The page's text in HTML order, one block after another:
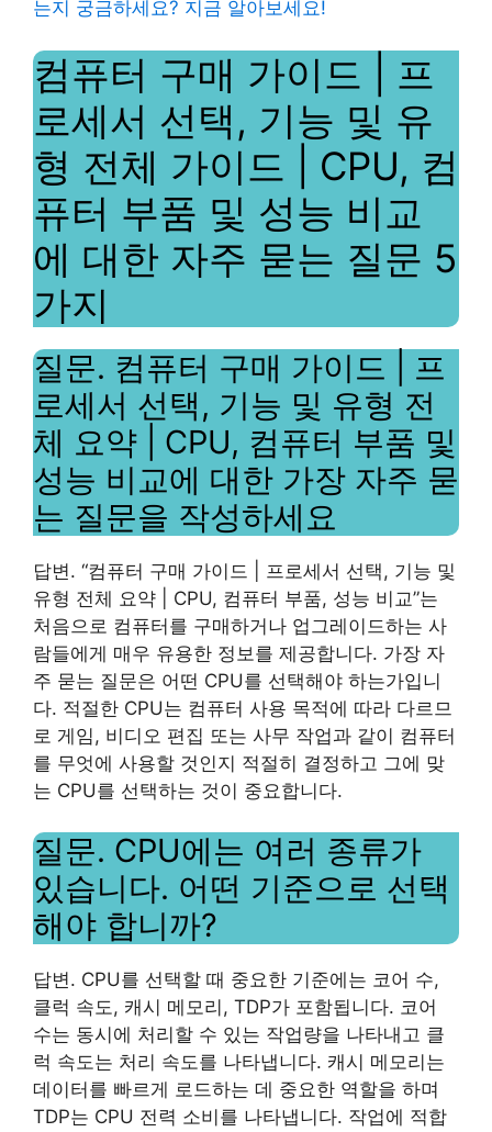
는지 궁금하세요? 지금 알아보세요!
컴퓨터 구매 가이드 | 프
로세서 선택, 기능 및 유
형 전체 가이드 | CPU, 컴
퓨터 부품 및 성능 비교
에 대한 자주 묻는 질문 5
가지
질문. 컴퓨터 구매 가이드 | 프
로세서 선택, 기능 및 유형 전
체 요약 | CPU, 컴퓨터 부품 및
성능 비교에 대한 가장 자주 묻
는 질문을 작성하세요
답변. “컴퓨터 구매 가이드 | 프로세서 선택, 기능 및
유형 전체 요약 | CPU, 컴퓨터 부품, 성능 비교”는
처음으로 컴퓨터를 구매하거나 업그레이드하는 사
람들에게 매우 유용한 정보를 제공합니다. 가장 자
주 묻는 질문은 어떤 CPU를 선택해야 하는가입니
다. 적절한 CPU는 컴퓨터 사용 목적에 따라 다르므
로 게임, 비디오 편집 또는 사무 작업과 같이 컴퓨터
를 무엇에 사용할 것인지 적절히 결정하고 그에 맞
는 CPU를 선택하는 것이 중요합니다.
질문. CPU에는 여러 종류가
있습니다. 어떤 기준으로 선택
해야 합니까?
답변. CPU를 선택할 때 중요한 기준에는 코어 수,
클럭 속도, 캐시 메모리, TDP가 포함됩니다. 코어
수는 동시에 처리할 수 있는 작업량을 나타내고 클
럭 속도는 처리 속도를 나타냅니다. 캐시 메모리는
데이터를 빠르게 로드하는 데 중요한 역할을 하며
TDP는 CPU 전력 소비를 나타냅니다. 작업에 적합